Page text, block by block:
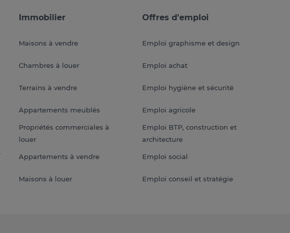
Immobilier
Maisons à vendre
Chambres à louer
Terrains à vendre
Appartements meublés
Propriétés commerciales à
louer
Appartements à vendre
Maisons à louer
Offres d'emploi
Emploi graphisme et design
Emploi achat
Emploi hygiène et sécurité
Emploi agricole
Emploi BTP, construction et
architecture
Emploi social
Emploi conseil et stratégie